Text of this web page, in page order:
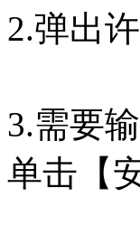
2.弹出
3.需要
单击【